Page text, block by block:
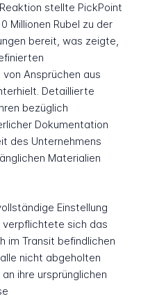
stellte PickPoint
Millionen Rubel zu der
bereit, was zeigte,
Ansprüchen aus
Detaillierte
bezüglich
Dokumentation
des Unternehmens
Materialien
Einstellung
verpflichtete sich das
im Transit befindlichen
nicht abgeholten
ihre ursprünglichen